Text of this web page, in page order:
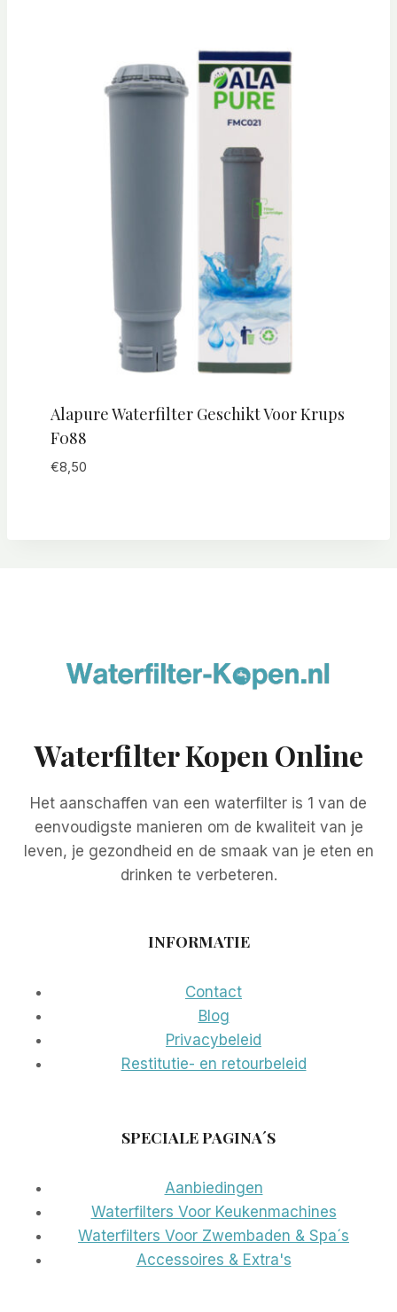
Alapure Waterfilter Geschikt Voor Krups
F088
€8,50
Waterfilter Kopen Online
Het aanschaffen van een waterfilter is 1 van de
eenvoudigste manieren om de kwaliteit van je
leven, je gezondheid en de smaak van je eten en
drinken te verbeteren.
INFORMATIE
Contact
Blog
Privacybeleid
Restitutie- en retourbeleid
SPECIALE PAGINA´S
Aanbiedingen
Waterfilters Voor Keukenmachines
Waterfilters Voor Zwembaden & Spa´s
Accessoires & Extra's